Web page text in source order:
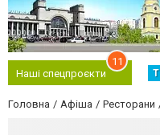
Наші спецпроєкти
11
Т
Головна Афіша Ресторани